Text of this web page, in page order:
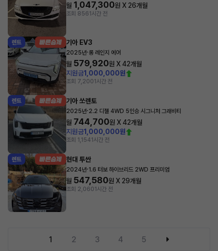
월 1,047,300원 X 26개월
조회 8561시간 전
렌트 기아 EV3
2025년·롱 레인지 에어
월 579,920원 X42개월
지원금1,000,000원
조회 7,2001시간 전
렌트 기아 쏘렌토
2025년·2.2 디젤 4WD 5인승 시그니처 그래비티
월 744,700원 X42개월
지원금1,000,000원
조회 1,1541시간 전
렌트 현대 투싼
2024년·1.6 터보 하이브리드 2WD 프리미엄
월 547,580원 X 29개월
조회 2,0601시간 전
1 2 3 4 5